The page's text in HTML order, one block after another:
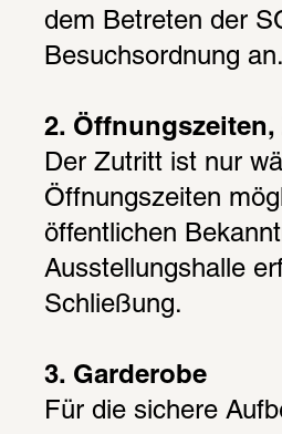
dem Betreten der
Besuchsordnung an.
2.
Der Zutritt ist nur
Öffnungszeiten
öffentlichen
Ausstellungshalle
Schließung.
3. Garderobe
Für die sichere